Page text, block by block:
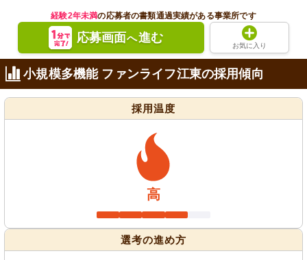
経験2年未満の応募者の書類通過実績がある事業所です
応募画面へ進む
お気に入り
小規模多機能 ファンライフ江東の採用傾向
採用温度
高
選考の進め方